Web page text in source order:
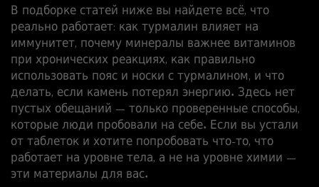
В подборке статей ниже вы найдете всё, что
реально работает: как турмалин влияет на
иммунитет, почему минералы важнее витаминов
при хронических реакциях, как правильно
использовать пояс и носки с турмалином, и что
делать, если камень потерял энергию. Здесь нет
пустых обещаний — только проверенные способы,
которые люди пробовали на себе. Если вы устали
от таблеток и хотите попробовать что-то, что
работает на уровне тела, а не на уровне химии —
эти материалы для вас.